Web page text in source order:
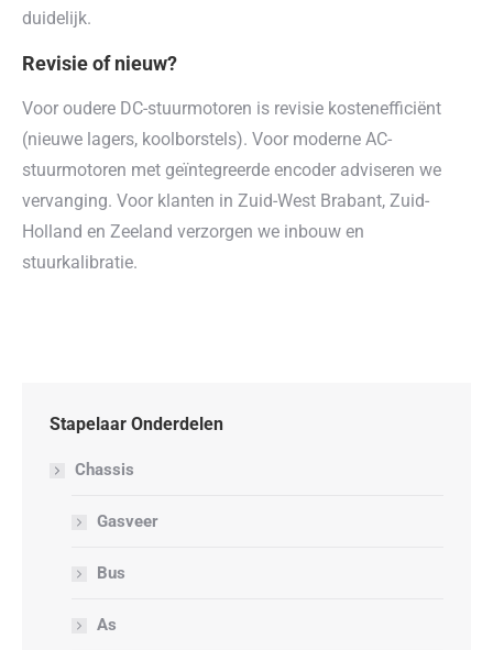
duidelijk.
Revisie of nieuw?
Voor oudere DC-stuurmotoren is revisie kostenefficiënt
(nieuwe lagers, koolborstels). Voor moderne AC-
stuurmotoren met geïntegreerde encoder adviseren we
vervanging. Voor klanten in Zuid-West Brabant, Zuid-
Holland en Zeeland verzorgen we inbouw en
stuurkalibratie.
Stapelaar Onderdelen
Chassis
Gasveer
Bus
As